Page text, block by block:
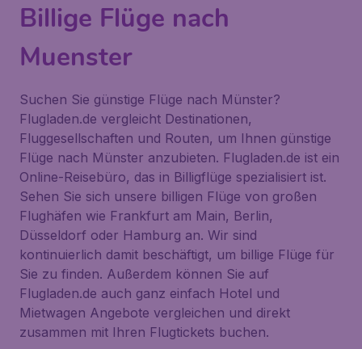
Billige Flüge nach
Muenster
Suchen Sie günstige Flüge nach Münster?
Flugladen.de vergleicht Destinationen,
Fluggesellschaften und Routen, um Ihnen günstige
Flüge nach Münster anzubieten. Flugladen.de ist ein
Online-Reisebüro, das in Billigflüge spezialisiert ist.
Sehen Sie sich unsere billigen Flüge von großen
Flughäfen wie Frankfurt am Main, Berlin,
Düsseldorf oder Hamburg an. Wir sind
kontinuierlich damit beschäftigt, um billige Flüge für
Sie zu finden. Außerdem können Sie auf
Flugladen.de auch ganz einfach Hotel und
Mietwagen Angebote vergleichen und direkt
zusammen mit Ihren Flugtickets buchen.